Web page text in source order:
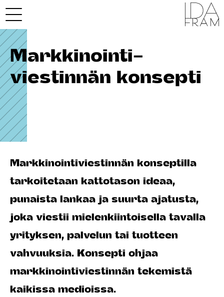
Markkinointi­
viestinnän konsepti
Markkinointiviestinnän konseptilla
tarkoitetaan kattotason ideaa,
punaista lankaa ja suurta ajatusta,
joka viestii mielenkiintoisella tavalla
yrityksen, palvelun tai tuotteen
vahvuuksia. Konsepti ohjaa
markkinointiviestinnän tekemistä
kaikissa medioissa.